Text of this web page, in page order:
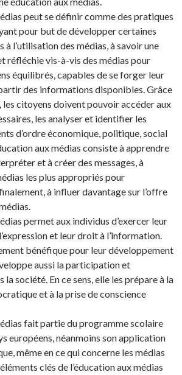
peut se définir comme des pratiques
pour but de développer certaines
à l’utilisation des médias, à savoir une
réfléchie vis-à-vis des médias pour
équilibrés, capables de se forger leur
des informations disponibles. Grâce
citoyens doivent pouvoir accéder aux
les analyser et identifier les
d’ordre économique, politique, social
aux médias consiste à apprendre
et à créer des messages, à
les plus appropriés pour
à influer davantage sur l’offre
permet aux individus d’exercer leur
et leur droit à l’information.
bénéfique pour leur développement
aussi la participation et
la société. En ce sens, elle les prépare à la
et à la prise de conscience
fait partie du programme scolaire
européens, néanmoins son application
même en ce qui concerne les médias
clés de l’éducation aux médias